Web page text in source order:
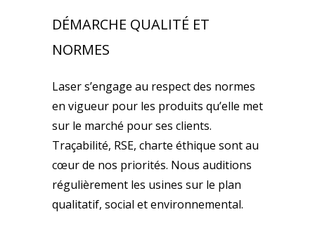
DÉMARCHE QUALITÉ ET
NORMES
Laser s’engage au respect des normes
en vigueur pour les produits qu’elle met
sur le marché pour ses clients.
Traçabilité, RSE, charte éthique sont au
cœur de nos priorités. Nous auditions
régulièrement les usines sur le plan
qualitatif, social et environnemental.